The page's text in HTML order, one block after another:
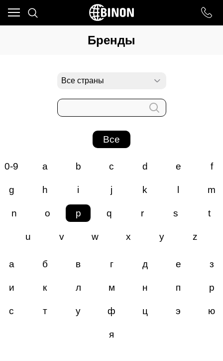
Бренды
Все
0-9 a b c d e f
g h i j k m
n o p q r s t
u v w x y z
а б в г д е з
и к л м н п р
с т у ф ц э ю
я
Ваш город - ст. Каневская,
угадали?